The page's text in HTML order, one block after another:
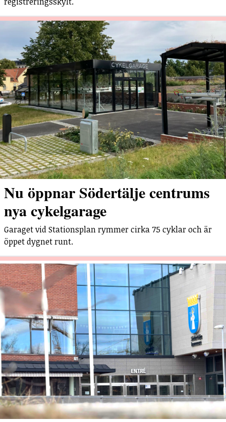
Nu öppnar Södertälje centrums
nya cykelgarage
Garaget vid Stationsplan rymmer cirka 75 cyklar och är
öppet dygnet runt.